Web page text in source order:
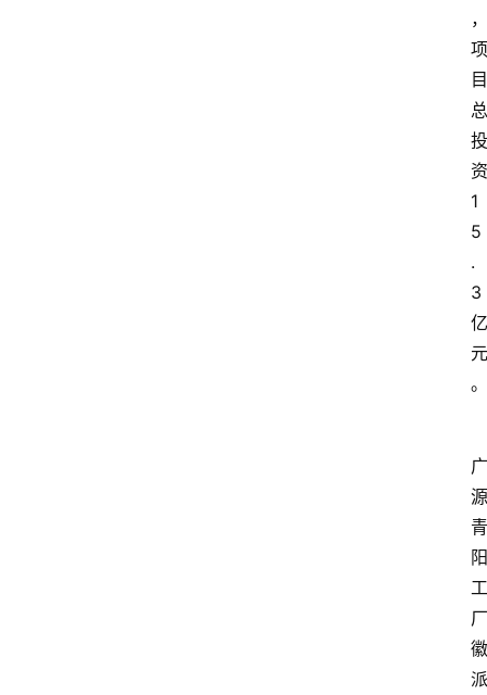
，
项
目
总
投
资
1
5
.
3
亿
元
。
广
源
青
阳
工
厂
徽
派